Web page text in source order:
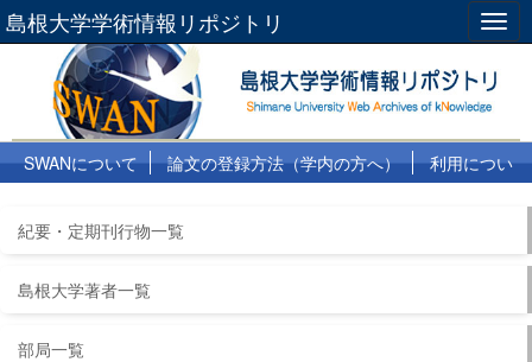
島根大学学術情報リポジトリ
SWANについて 論文の登録方法（学内の方へ）
利用につい
紀要・定期刊行物一覧
島根大学著者一覧
部局一覧